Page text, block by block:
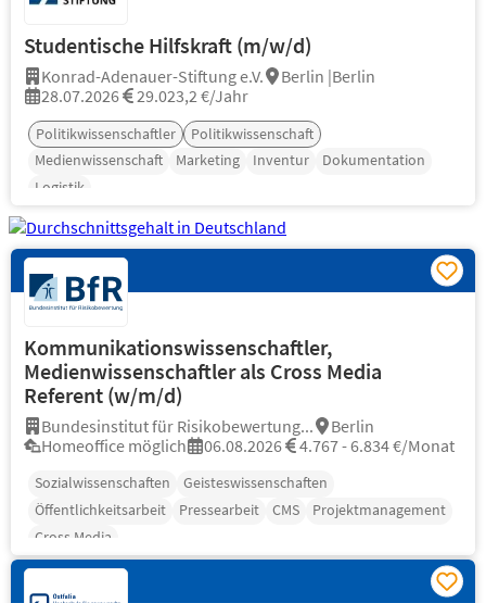
Studentische Hilfskraft (m/w/d)
Konrad-Adenauer-Stiftung e.V.
Berlin |Berlin
28.07.2026
29.023,2 €/Jahr
Politikwissenschaftler
Politikwissenschaft
Medienwissenschaft
Marketing Inventur
Dokumentation
Logistik
Kommunikationswissenschaftler,
Medienwissenschaftler als Cross Media
Referent (w/m/d)
Bundesinstitut für Risikobewertung...
Berlin
Homeoffice möglich
06.08.2026 4.767 - 6.834 €/Monat
Sozialwissenschaften
Geisteswissenschaften
Öffentlichkeitsarbeit
Pressearbeit CMS
Projektmanagement
Cross Media